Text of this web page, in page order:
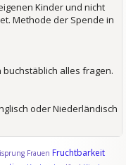
Kinder und nicht
Methode der Spende in
buchstäblich alles fragen.
oder Niederländisch
Frauen Fruchtbarkeit